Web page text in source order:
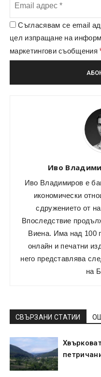
Съгласявам се email
цел изпращане на
маркетингови съобщения
Иво
Иво Владимиров е
икономически
сдружението от
Впоследствие
Виена. Има над 100
онлайн и печатни
него представлява
на
СВЪРЗАНИ СТАТИИ